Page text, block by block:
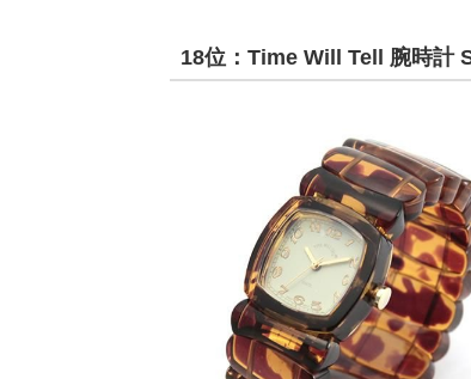
18位：Time Will Tell 腕時計